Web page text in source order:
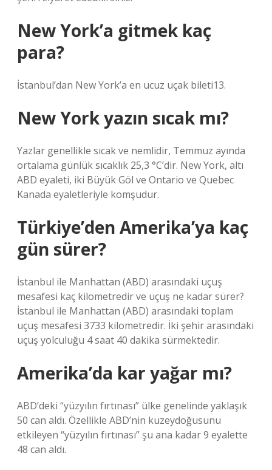
New York’a gitmek kaç
para?
İstanbul’dan New York’a en ucuz uçak bileti13.
New York yazın sıcak mı?
Yazlar genellikle sıcak ve nemlidir, Temmuz ayında
ortalama günlük sıcaklık 25,3 °C’dir. New York, altı
ABD eyaleti, iki Büyük Göl ve Ontario ve Quebec
Kanada eyaletleriyle komşudur.
Türkiye’den Amerika’ya kaç
gün sürer?
İstanbul ile Manhattan (ABD) arasındaki uçuş
mesafesi kaç kilometredir ve uçuş ne kadar sürer?
İstanbul ile Manhattan (ABD) arasındaki toplam
uçuş mesafesi 3733 kilometredir. İki şehir arasındaki
uçuş yolculuğu 4 saat 40 dakika sürmektedir.
Amerika’da kar yağar mı?
ABD’deki “yüzyılın fırtınası” ülke genelinde yaklaşık
50 can aldı. Özellikle ABD’nin kuzeydoğusunu
etkileyen “yüzyılın fırtınası” şu ana kadar 9 eyalette
48 can aldı.